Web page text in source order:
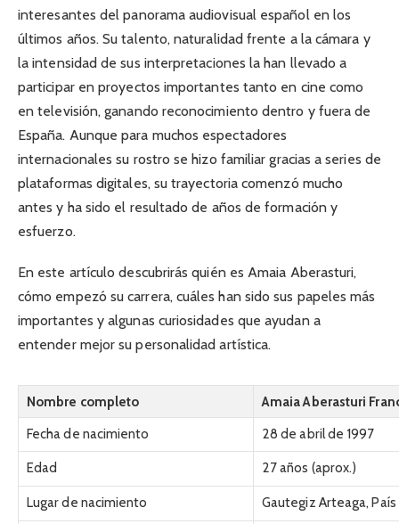
interesantes del panorama audiovisual español en los
últimos años. Su talento, naturalidad frente a la cámara y
la intensidad de sus interpretaciones la han llevado a
participar en proyectos importantes tanto en cine como
en televisión, ganando reconocimiento dentro y fuera de
España. Aunque para muchos espectadores
internacionales su rostro se hizo familiar gracias a series de
plataformas digitales, su trayectoria comenzó mucho
antes y ha sido el resultado de años de formación y
esfuerzo.
En este artículo descubrirás quién es Amaia Aberasturi,
cómo empezó su carrera, cuáles han sido sus papeles más
importantes y algunas curiosidades que ayudan a
entender mejor su personalidad artística.
Nombre completo
Amaia Aberasturi
Fecha de nacimiento
28 de abril de 1997
Edad
27 años (aprox.)
Lugar de nacimiento Gautegiz Arteaga, País